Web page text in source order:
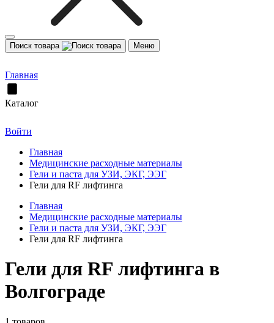
Поиск товара Меню
Главная
Каталог
Войти
Главная
Медицинские расходные материалы
Гели и паста для УЗИ, ЭКГ, ЭЭГ
Гели для RF лифтинга
Главная
Медицинские расходные материалы
Гели и паста для УЗИ, ЭКГ, ЭЭГ
Гели для RF лифтинга
Гели для RF лифтинга в
Волгограде